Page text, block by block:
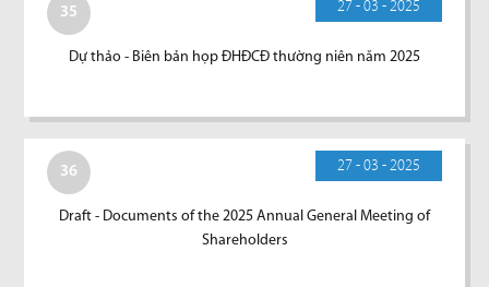
35 27 - 03 - 2025
Dự thảo - Biên bản họp ĐHĐCĐ thường niên năm 2025
36 27 - 03 - 2025
Draft - Documents of the 2025 Annual General Meeting of
Shareholders